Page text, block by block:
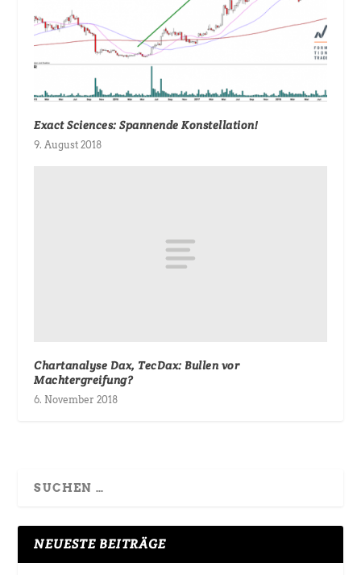
Exact Sciences: Spannende Konstellation!
9. August 2018
Chartanalyse Dax, TecDax: Bullen vor
Machtergreifung?
6. November 2018
NEUESTE BEITRÄGE